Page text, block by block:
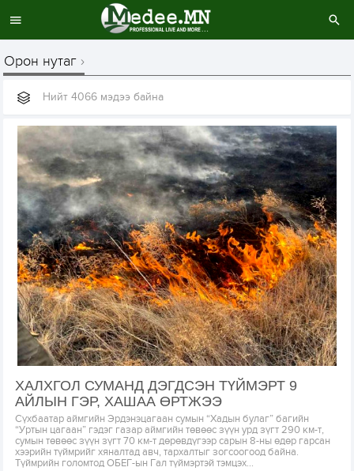
Орон нутаг
Нийт 4066 мэдээ байна
ХАЛХГОЛ СУМАНД ДЭГДСЭН ТҮЙМЭРТ 9
АЙЛЫН ГЭР, ХАШАА ӨРТЖЭЭ
Сүхбаатар аймгийн Эрдэнэцагаан сумын “Хадын булаг” багийн
“Уртын цагаан” гэдэг газар аймгийн төвөөс зүүн урд зүгт 290 км-т,
сумын төвөөс зүүн зүгт 70 км-т дөрөвдүгээр сарын 8-ны өдөр гарсан
хээрийн түймрийг хяналтад авч, тархалтыг зогсоогоод байна.
Түймрийн голомтод ОБЕГ-ын Гал түймэртэй тэмцэх...